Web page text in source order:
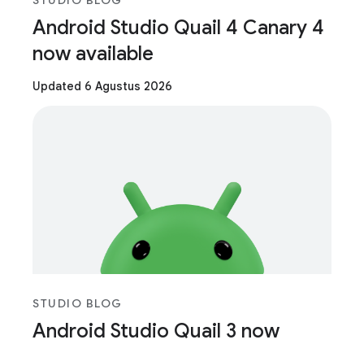
Android Studio Quail 4 Canary 4
now available
Updated 6 Agustus 2026
STUDIO BLOG
Android Studio Quail 3 now